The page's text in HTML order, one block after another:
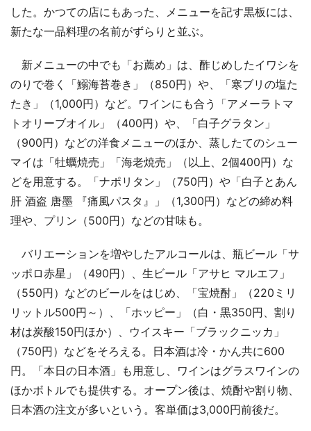
した。かつての店にもあった、メニューを記す黒板には、
新たな一品料理の名前がずらりと並ぶ。
新メニューの中でも「お薦め」は、酢じめしたイワシを
のりで巻く「鰯海苔巻き」（850円）や、「寒ブリの塩た
たき」（1,000円）など。ワインにも合う「アメーラトマ
トオリーブオイル」（400円）や、「白子グラタン」
（900円）などの洋食メニューのほか、蒸したてのシュー
マイは「牡蠣焼売」「海老焼売」（以上、2個400円）な
どを用意する。「ナポリタン」（750円）や「白子とあん
肝 酒盗 唐墨 『痛風パスタ』」（1,300円）などの締め料
理や、プリン（500円）などの甘味も。
バリエーションを増やしたアルコールは、瓶ビール「サ
ッポロ赤星」（490円）、生ビール「アサヒ マルエフ」
（550円）などのビールをはじめ、「宝焼酎」（220ミリ
リットル500円～）、「ホッピー」（白・黒350円、割り
材は炭酸150円ほか）、ウイスキー「ブラックニッカ」
（750円）などをそろえる。日本酒は冷・かん共に600
円。「本日の日本酒」も用意し、ワインはグラスワインの
ほかボトルでも提供する。オープン後は、焼酎や割り物、
日本酒の注文が多いという。客単価は3,000円前後だ。